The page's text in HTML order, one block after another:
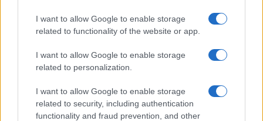
I want to allow Google to enable storage
related to functionality of the website or app.
I want to allow Google to enable storage
related to personalization.
I want to allow Google to enable storage
related to security, including authentication
functionality and fraud prevention, and other
Euro Gsm
267.000 Ft (új)
Apple iPhone 16